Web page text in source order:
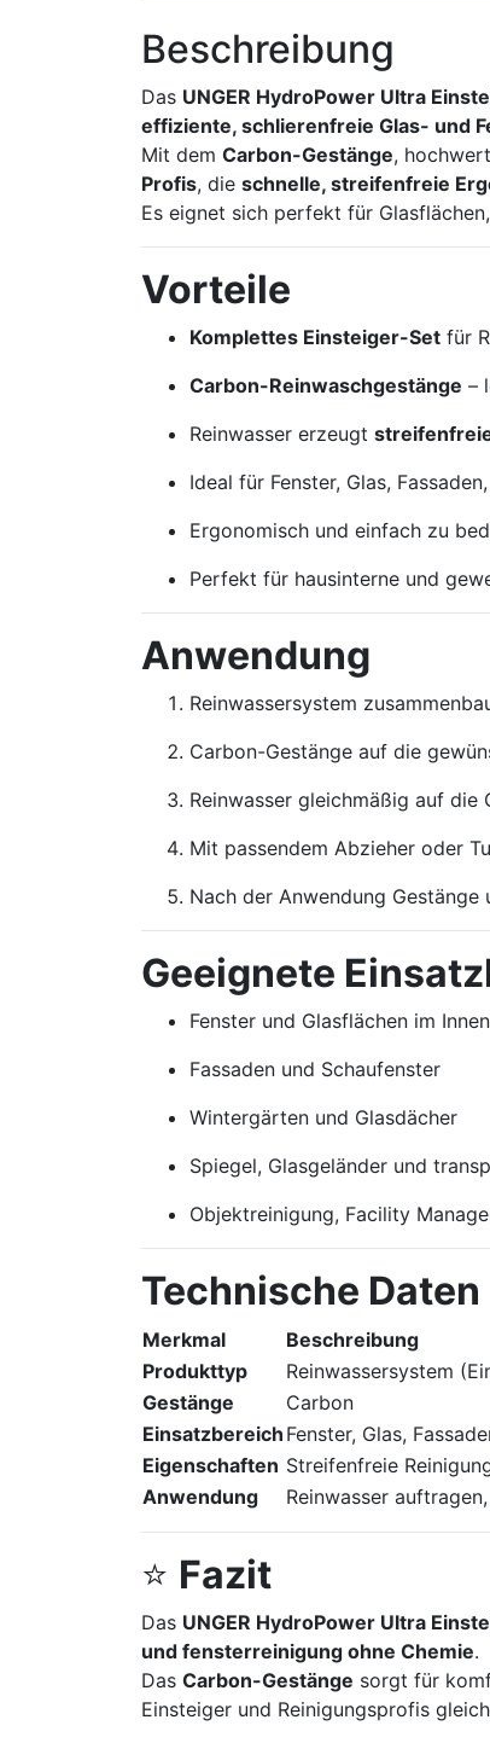
Beschreibung
Das UNGER HydroPower Ultra
effiziente, schlierenfreie Glas- und
Mit dem Carbon-Gestänge,
Profis, die schnelle, streifenfreie
Es eignet sich perfekt für
Vorteile
Komplettes Einsteiger-Set für
Carbon-Reinwaschgestänge –
Reinwasser erzeugt
Ideal für Fenster, Glas,
Ergonomisch und einfach zu
Perfekt für hausinterne und
Anwendung
Reinwassersystem
Carbon-Gestänge auf die
Reinwasser gleichmäßig auf die
Mit passendem Abzieher oder
Nach der Anwendung
Geeignete
Fenster und Glasflächen im
Fassaden und Schaufenster
Wintergärten und Glasdächer
Spiegel, Glasgeländer und
Objektreinigung, Facility
Technische Daten
Merkmal
Beschreibung
Produkttyp
Reinwassersystem
Gestänge
Carbon
Einsatzbereich Fenster, Glas,
Eigenschaften Streifenfreie
Anwendung
Reinwasser
⭐ Fazit
Das UNGER HydroPower Ultra
und fensterreinigung ohne Chemie.
Das Carbon-Gestänge sorgt für
Einsteiger und Reinigungsprofis